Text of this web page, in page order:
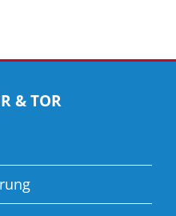
& TOR